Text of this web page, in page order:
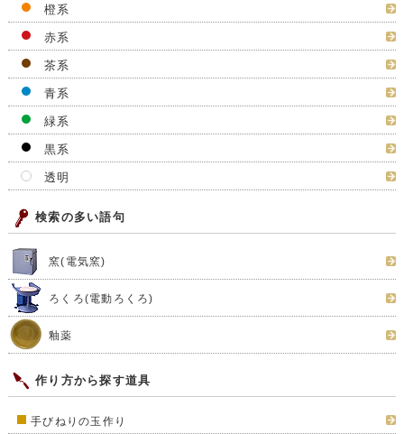
橙系
赤系
茶系
青系
緑系
黒系
透明
検索の多い語句
窯(電気窯)
ろくろ(電動ろくろ)
釉薬
作り方から探す道具
手びねりの玉作り